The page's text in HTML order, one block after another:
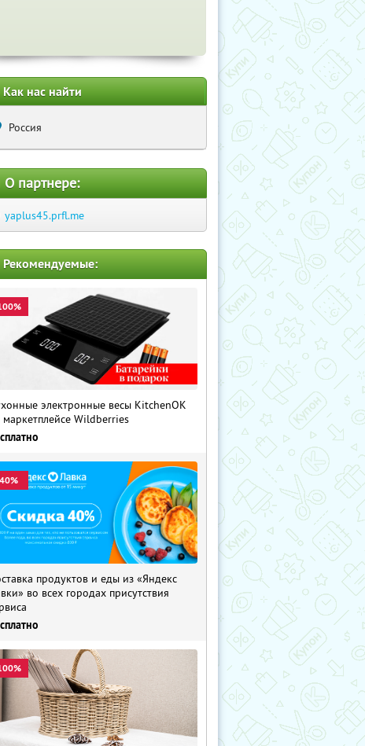
Как нас найти
Россия
О партнере:
yaplus45.prfl.me
Рекомендуемые:
электронные весы KitchenOK
маркетплейсе Wildberries
продуктов и еды из «Яндекс
во всех городах присутствия